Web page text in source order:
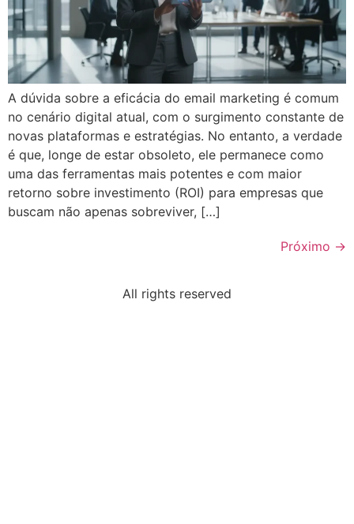
A dúvida sobre a eficácia do email marketing é comum
no cenário digital atual, com o surgimento constante de
novas plataformas e estratégias. No entanto, a verdade
é que, longe de estar obsoleto, ele permanece como
uma das ferramentas mais potentes e com maior
retorno sobre investimento (ROI) para empresas que
buscam não apenas sobreviver, […]
Próximo →
All rights reserved